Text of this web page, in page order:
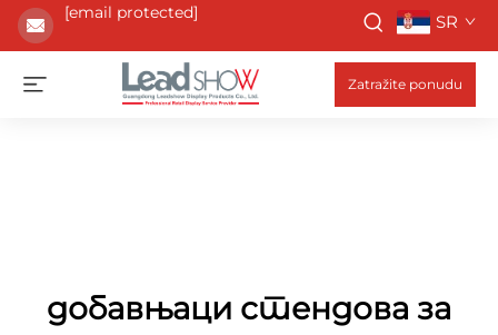
[email protected] SR
Zatražite ponudu
добавњаци стендова за